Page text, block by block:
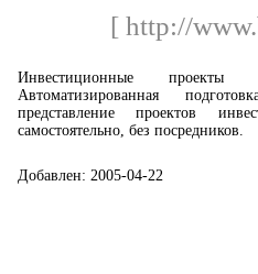
[ http://
Инвестиционные
Автоматизированная
представление проектов
самостоятельно, без посредников.
Добавлен: 2005-04-22